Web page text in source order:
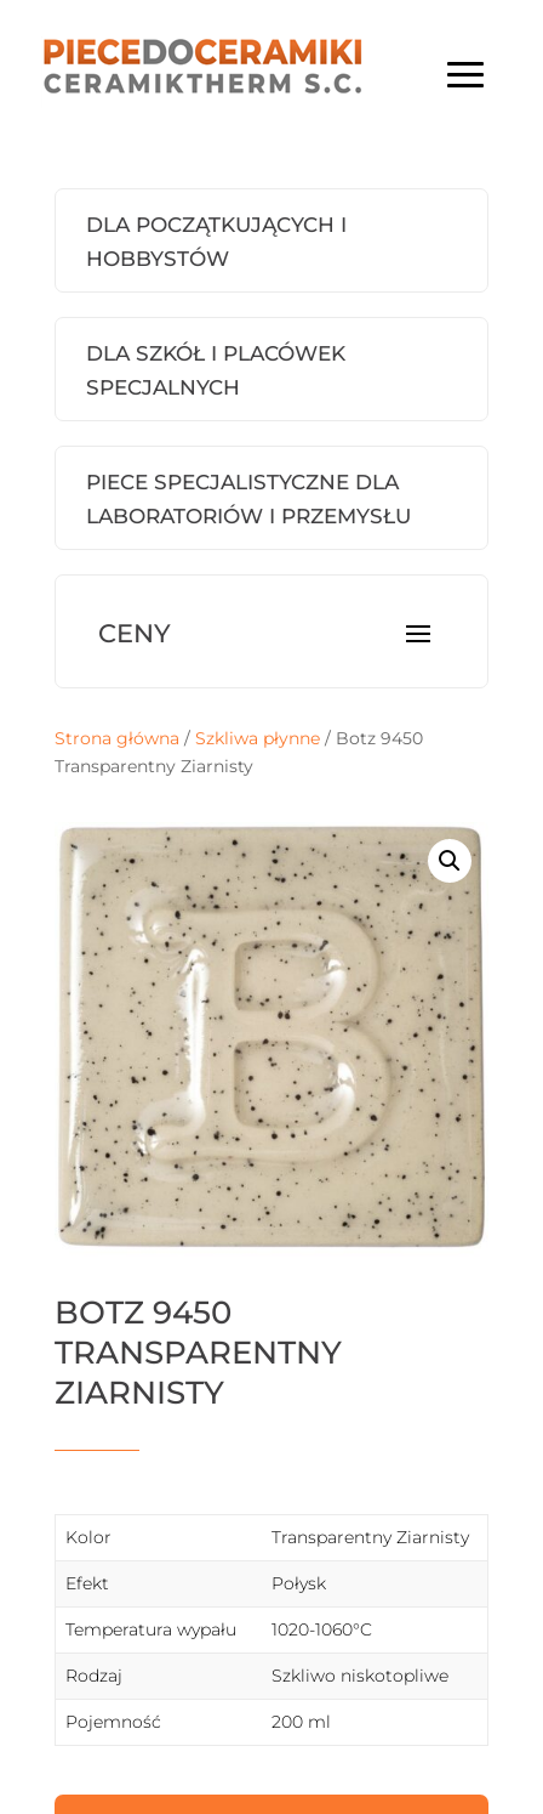
DLA POCZĄTKUJĄCYCH I
HOBBYSTÓW
DLA SZKÓŁ I PLACÓWEK
SPECJALNYCH
PIECE SPECJALISTYCZNE DLA
LABORATORIÓW I PRZEMYSŁU
Strona główna / Szkliwa płynne/ Botz 9450
Transparentny Ziarnisty
BOTZ 9450
TRANSPARENTNY
ZIARNISTY
Kolor Transparentny Ziarnisty
Efekt Połysk
Temperatura wypału 1020-1060°C
Rodzaj Szkliwo niskotopliwe
Pojemność 200 ml